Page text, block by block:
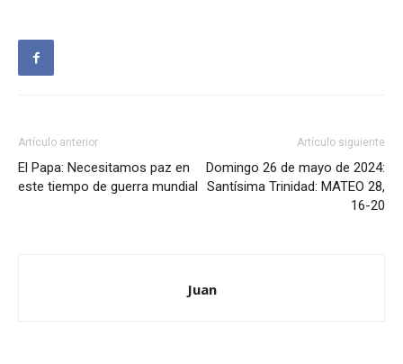
Artículo anterior
El Papa: Necesitamos paz en
este tiempo de guerra mundial
Artículo siguiente
Domingo 26 de mayo de 2024:
Santísima Trinidad: MATEO 28,
16-20
Juan